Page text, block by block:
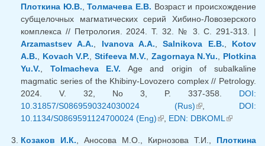
Плоткина Ю.В.,Толмачева Е.В. Возраст и происхождение
субщелочных магматических серий Хибино-Ловозерского
комплекса // Петрология. 2024. Т. 32. № 3. С. 291-313. |
Arzamastsev A.A., Ivanova A.A.,Salnikova E.B., Kotov
A.B., Kovach V.P., Stifeeva M.V., Zagornaya N.Yu., Plotkina
Yu.V., Tolmacheva E.V. Age and origin of subalkaline
magmatic series of the Khibiny-Lovozero complex // Petrology.
2024. V. 32, No 3, P. 337-358. DOI:
10.31857/S0869590324030024 (Rus)(внешняя
ссылка)
, DOI:
10.1134/S0869591124700024 (Eng)(внешняя ссылка)
, EDN: DBKOML(внешняя
Козаков И.К., Аносова М.О., Кирнозова Т.И., Плоткина